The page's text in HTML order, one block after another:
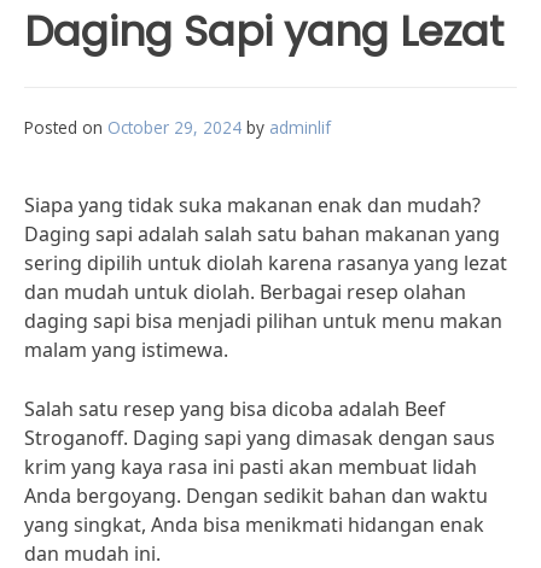
Daging Sapi yang Lezat
Posted on October 29, 2024 by adminlif
Siapa yang tidak suka makanan enak dan mudah?
Daging sapi adalah salah satu bahan makanan yang
sering dipilih untuk diolah karena rasanya yang lezat
dan mudah untuk diolah. Berbagai resep olahan
daging sapi bisa menjadi pilihan untuk menu makan
malam yang istimewa.
Salah satu resep yang bisa dicoba adalah Beef
Stroganoff. Daging sapi yang dimasak dengan saus
krim yang kaya rasa ini pasti akan membuat lidah
Anda bergoyang. Dengan sedikit bahan dan waktu
yang singkat, Anda bisa menikmati hidangan enak
dan mudah ini.